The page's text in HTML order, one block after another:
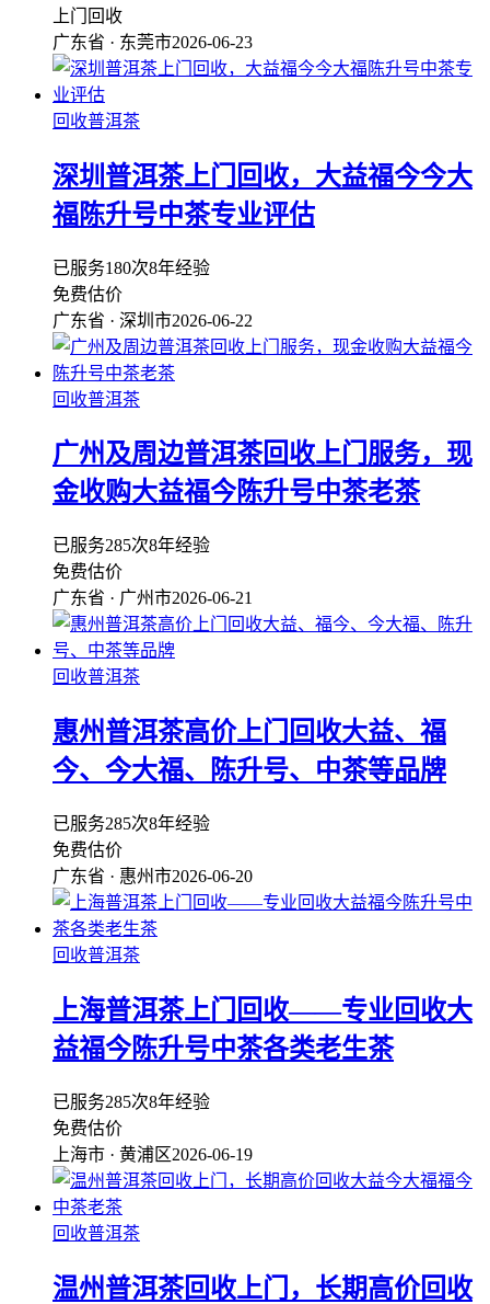
上门回收
广东省 · 东莞市2026-06-23
回收普洱茶
深圳普洱茶上门回收，大益福今今大
福陈升号中茶专业评估
已服务180次8年经验
免费估价
广东省 · 深圳市2026-06-22
回收普洱茶
广州及周边普洱茶回收上门服务，现
金收购大益福今陈升号中茶老茶
已服务285次8年经验
免费估价
广东省 · 广州市2026-06-21
回收普洱茶
惠州普洱茶高价上门回收大益、福
今、今大福、陈升号、中茶等品牌
已服务285次8年经验
免费估价
广东省 · 惠州市2026-06-20
回收普洱茶
上海普洱茶上门回收——专业回收大
益福今陈升号中茶各类老生茶
已服务285次8年经验
免费估价
上海市 · 黄浦区2026-06-19
回收普洱茶
温州普洱茶回收上门，长期高价回收